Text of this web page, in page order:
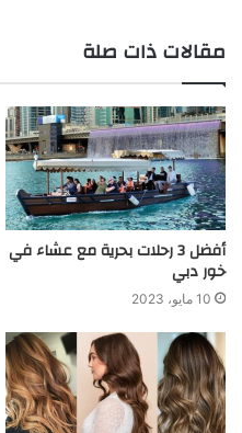
مقالات ذات صلة
أفضل 3 رحلات بحرية مع عشاء في
خور دبي
10 مايو، 2023